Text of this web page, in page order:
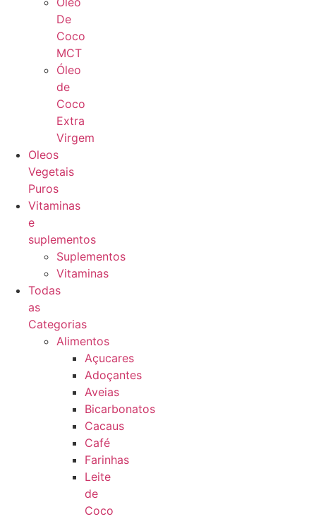
De
Coco
MCT
Óleo
de
Coco
Extra
Virgem
Oleos
Vegetais
Puros
Vitaminas
e
suplementos
Suplementos
Vitaminas
Todas
as
Categorias
Alimentos
Açucares
Adoçantes
Aveias
Bicarbonatos
Cacaus
Café
Farinhas
Leite
de
Coco